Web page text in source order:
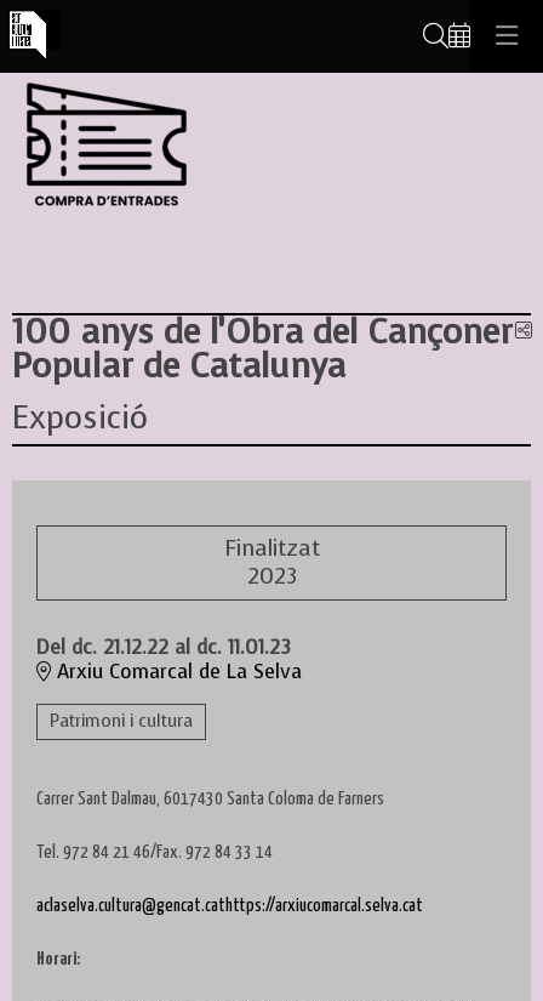
100 anys de l’Obra del Cançoner
Popular de Catalunya
Exposició
Finalitzat
2023
Del dc. 21.12.22 al dc. 11.01.23
Arxiu Comarcal de La Selva
Patrimoni i cultura
Carrer Sant Dalmau, 6017430 Santa Coloma de Farners
Tel. 972 84 21 46/Fax. 972 84 33 14
aclaselva.cultura@gencat.cat https://arxiucomarcal.selva.cat
Horari: